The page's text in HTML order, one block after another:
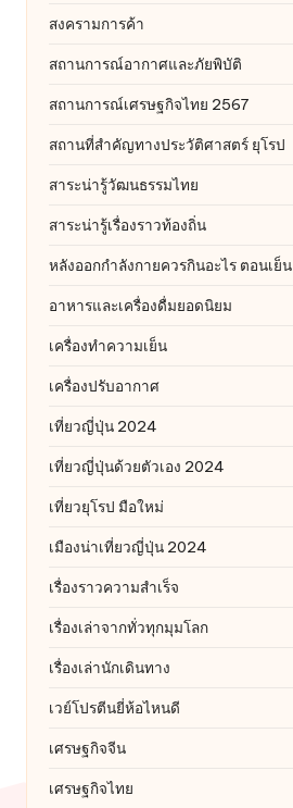
สงครามการค้า
สถานการณ์อากาศและภัยพิบัติ
สถานการณ์เศรษฐกิจไทย 2567
สถานที่สําคัญทางประวัติศาสตร์ ยุโรป
สาระน่ารู้วัฒนธรรมไทย
สาระน่ารู้เรื่องราวท้องถิ่น
หลังออกกําลังกายควรกินอะไร ตอนเย็น
อาหารและเครื่องดื่มยอดนิยม
เครื่องทำความเย็น
เครื่องปรับอากาศ
เที่ยวญี่ปุ่น 2024
เที่ยวญี่ปุ่นด้วยตัวเอง 2024
เที่ยวยุโรป มือใหม่
เมืองน่าเที่ยวญี่ปุ่น 2024
เรื่องราวความสำเร็จ
เรื่องเล่าจากทั่วทุกมุมโลก
เรื่องเล่านักเดินทาง
เวย์โปรตีนยี่ห้อไหนดี
เศรษฐกิจจีน
เศรษฐกิจไทย